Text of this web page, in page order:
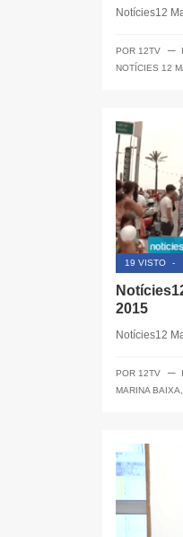
Notícies12
POR 12TV ─
NOTÍCIES 12
19 VISTO -
2015
Notícies12
POR 12TV ─
MARINA BAIXA